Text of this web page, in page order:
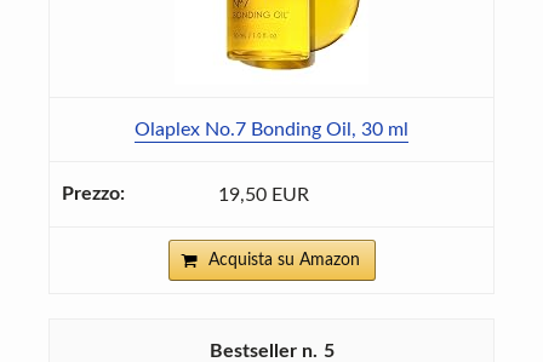
Olaplex No.7 Bonding Oil, 30 ml
19,50 EUR
Acquista su Amazon
5